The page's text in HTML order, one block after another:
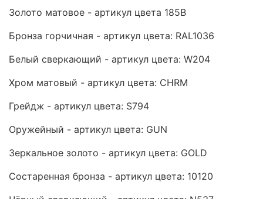
Золото матовое - артикул цвета 185B
Бронза горчичная - артикул цвета: RAL1036
Белый сверкающий - артикул цвета: W204
Хром матовый - артикул цвета: CHRM
Грейдж - артикул цвета: S794
Оружейный - артикул цвета: GUN
Зеркальное золото - артикул цвета: GOLD
Состаренная бронза - артикул цвета: 10120